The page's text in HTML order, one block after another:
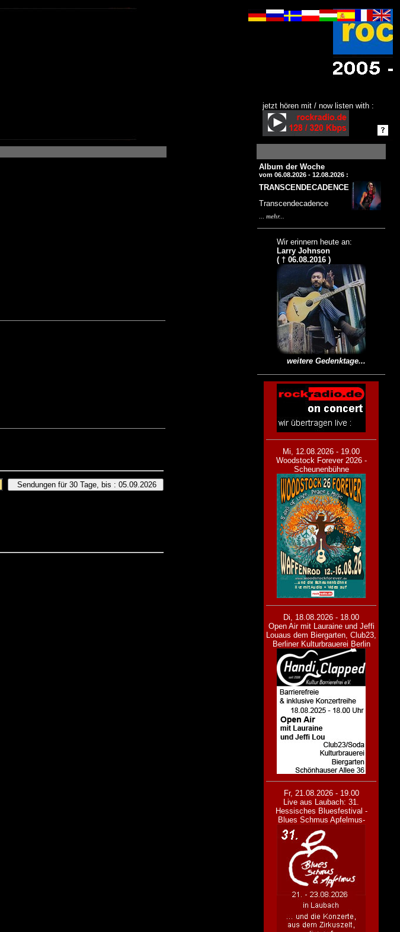
jetzt hören mit / now listen with :
Album der Woche
vom 06.08.2026 - 12.08.2026 :
TRANSCENDECADENCE
Transcendecadence
mehr...
Wir erinnern heute an:
Larry Johnson
( † 06.08.2016 )
weitere Gedenktage...
Mi, 12.08.2026 - 19.00
Woodstock Forever 2026 -
Scheunenbühne
Di, 18.08.2026 - 18.00
Open Air mit Lauraine und Jeffi
Louaus dem Biergarten, Club23,
Berliner Kulturbrauerei Berlin
Fr, 21.08.2026 - 19.00
Live aus Laubach: 31.
Hessisches Bluesfestival -
Blues Schmus Apfelmus-